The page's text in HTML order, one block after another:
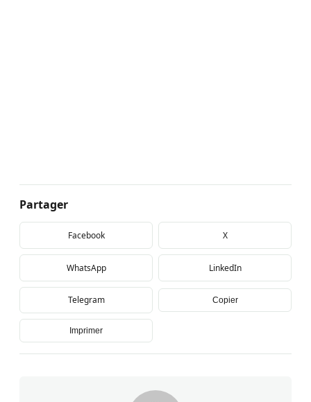
Partager
Facebook X
WhatsApp LinkedIn
Telegram Copier
Imprimer